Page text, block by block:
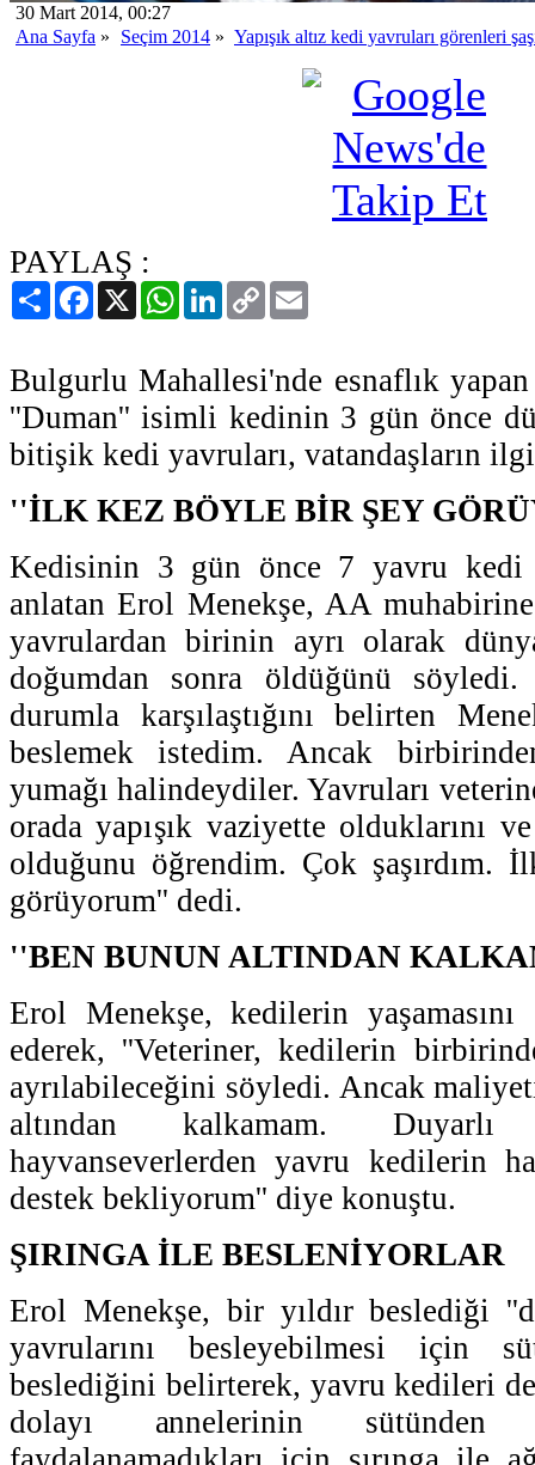
30 Mart 2014, 00:27
Ana Sayfa » Seçim 2014 » Yapışık altız kedi yavruları görenleri
PAYLAŞ :
PaylaşFacebook
X WhatsAppLinkedIn
Copy
Link
Bulgurlu Mahallesi'nde esnaflık
''Duman'' isimli kedinin 3 gün önce
bitişik kedi yavruları, vatandaşların
''İLK KEZ BÖYLE BİR ŞEY
Kedisinin 3 gün önce 7 yavru kedi
anlatan Erol Menekşe, AA muhabirine
yavrulardan birinin ayrı olarak
doğumdan sonra öldüğünü
durumla karşılaştığını belirten
beslemek istedim. Ancak
yumağı halindeydiler. Yavruları
orada yapışık vaziyette olduklarını
olduğunu öğrendim. Çok şaşırdım.
görüyorum'' dedi.
''BEN BUNUN ALTINDAN
Erol Menekşe, kedilerin
ederek, ''Veteriner, kedilerin
ayrılabileceğini söyledi. Ancak
altından kalkamam.
hayvanseverlerden yavru kedilerin
destek bekliyorum'' diye konuştu.
ŞIRINGA İLE BESLENİYORLAR
Erol Menekşe, bir yıldır beslediği
yavrularını besleyebilmesi için
beslediğini belirterek, yavru kedileri
dolayı annelerinin sütünden